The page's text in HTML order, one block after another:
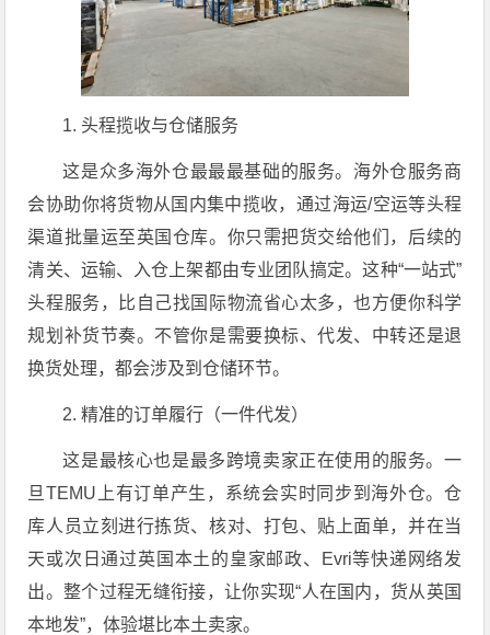
1. 头程揽收与仓储服务
这是众多海外仓最最最基础的服务。海外仓服务商
会协助你将货物从国内集中揽收，通过海运/空运等头程
渠道批量运至英国仓库。你只需把货交给他们，后续的
清关、运输、入仓上架都由专业团队搞定。这种“一站式”
头程服务，比自己找国际物流省心太多，也方便你科学
规划补货节奏。不管你是需要换标、代发、中转还是退
换货处理，都会涉及到仓储环节。
2. 精准的订单履行（一件代发）
这是最核心也是最多跨境卖家正在使用的服务。一
旦TEMU上有订单产生，系统会实时同步到海外仓。仓
库人员立刻进行拣货、核对、打包、贴上面单，并在当
天或次日通过英国本土的皇家邮政、Evri等快递网络发
出。整个过程无缝衔接，让你实现“人在国内，货从英国
本地发”，体验堪比本土卖家。